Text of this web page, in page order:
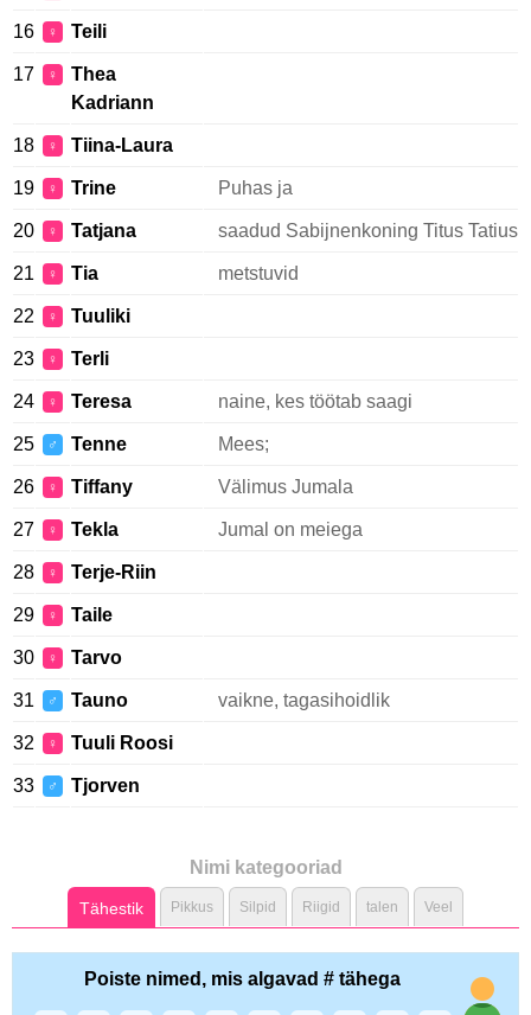
16 ♀ Teili
17 ♀
Thea
Kadriann
18 ♀ Tiina-Laura
19 ♀ Trine Puhas ja
20 ♀ Tatjana saadud Sabijnenkoning Titus Tatius
21 ♀ Tia metstuvid
22 ♀ Tuuliki
23 ♀ Terli
24 ♀ Teresa naine, kes töötab saagi
25 ♂ Tenne Mees;
26 ♀ Tiffany Välimus Jumala
27 ♀ Tekla Jumal on meiega
28 ♀ Terje-Riin
29 ♀ Taile
30 ♀ Tarvo
31 ♂ Tauno vaikne, tagasihoidlik
32 ♀ Tuuli Roosi
33 ♂ Tjorven
Nimi kategooriad
Tähestik Pikkus Silpid Riigid talen Veel
Poiste nimed, mis algavad # tähega